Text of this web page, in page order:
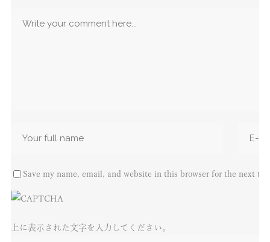
Save my name, email, and website in this browser for the next
上に表示された文字を入力してください。